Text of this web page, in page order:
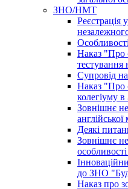
ЗНО/НМТ
Реєстрація
Наказ "Про
тестування
Супровід
Наказ "Про
колегіуму
Зовнішнє
Деякі
Зовнішнє
до ЗНО
Наказ про